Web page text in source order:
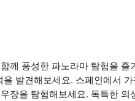
께 풍성한 파노라마 탐험을 즐
발견해보세요. 스페인에서
장을 탐험해보세요. 독특한 의